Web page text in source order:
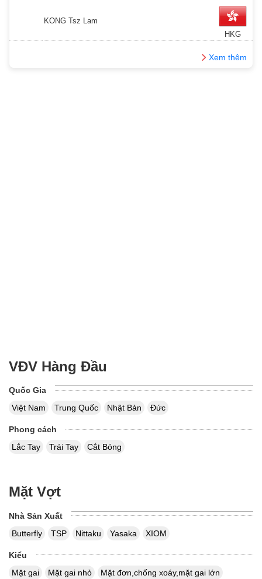
KONG Tsz Lam
HKG
Xem thêm
VĐV Hàng Đầu
Quốc Gia
Việt Nam
Trung Quốc Nhật Bản Đức
Phong cách
Lắc Tay
Trái Tay Cắt Bóng
Mặt Vợt
Nhà Sản Xuất
Butterfly
TSP Nittaku Yasaka XIOM
Kiểu
Mặt gai
Mặt gai nhỏ
Mặt đơn,chống xoáy,mặt gai lớn